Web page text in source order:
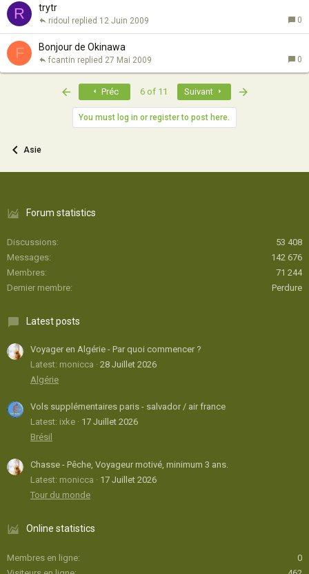
R trytr
0
12 Juin 2009
ridoul
F Bonjour de Okinawa
0
27 Mai 2009
fcantin
Préc 6 of 11 Suivant
You must log in or register to post here.
Asie
Forum statistics
Discussions
53 408
Messages
142 676
Membres
71 244
Dernier membre
Perdure
Latest posts
Voyager en Algérie - Par quoi commencer ?
Latest: monicca
28 Juillet 2026
Algérie
Vols supplémentaires paris - salvador / air france
Latest: ixke
17 Juillet 2026
Brésil
Chasse - Pêche, Voyageur motivé, minimum 3 ans.
Latest: monicca
17 Juillet 2026
Tour du monde
Online statistics
Membres en ligne
0